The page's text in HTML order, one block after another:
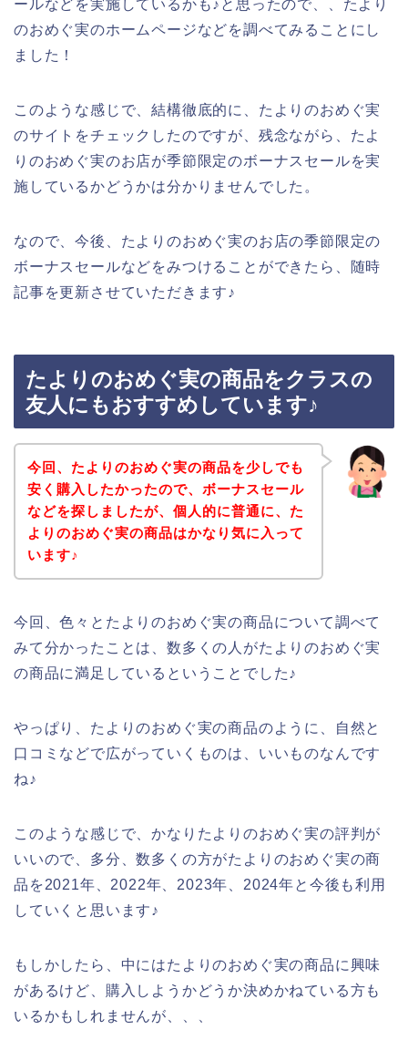
ールなどを実施しているかも♪と思ったので、、たより
のおめぐ実のホームページなどを調べてみることにし
ました！
このような感じで、結構徹底的に、たよりのおめぐ実
のサイトをチェックしたのですが、残念ながら、たよ
りのおめぐ実のお店が季節限定のボーナスセールを実
施しているかどうかは分かりませんでした。
なので、今後、たよりのおめぐ実のお店の季節限定の
ボーナスセールなどをみつけることができたら、随時
記事を更新させていただきます♪
たよりのおめぐ実の商品をクラスの
友人にもおすすめしています♪
今回、たよりのおめぐ実の商品を少しでも
安く購入したかったので、ボーナスセール
などを探しましたが、個人的に普通に、た
よりのおめぐ実の商品はかなり気に入って
います♪
今回、色々とたよりのおめぐ実の商品について調べて
みて分かったことは、数多くの人がたよりのおめぐ実
の商品に満足しているということでした♪
やっぱり、たよりのおめぐ実の商品のように、自然と
口コミなどで広がっていくものは、いいものなんです
ね♪
このような感じで、かなりたよりのおめぐ実の評判が
いいので、多分、数多くの方がたよりのおめぐ実の商
品を2021年、2022年、2023年、2024年と今後も利用
していくと思います♪
もしかしたら、中にはたよりのおめぐ実の商品に興味
があるけど、購入しようかどうか決めかねている方も
いるかもしれませんが、、、